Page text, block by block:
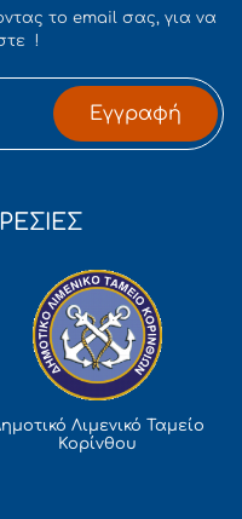
το email σας, για να
!
Εγγραφή
Λιμενικό Ταμείο
Κορίνθου